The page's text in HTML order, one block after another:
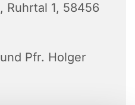
Ruhrtal 1, 58456
Pfr. Holger